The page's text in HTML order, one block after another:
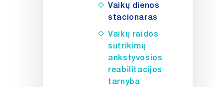
Vaikų dienos
stacionaras
Vaikų raidos
sutrikimų
ankstyvosios
reabilitacijos
tarnyba